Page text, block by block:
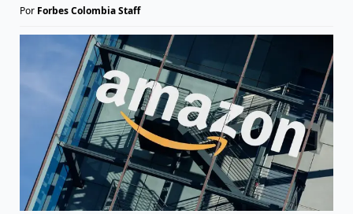
Por Forbes Colombia Staff